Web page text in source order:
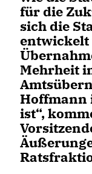
für die
sich die
entwickelt
Mehrheit
Hoffmann
ist“,